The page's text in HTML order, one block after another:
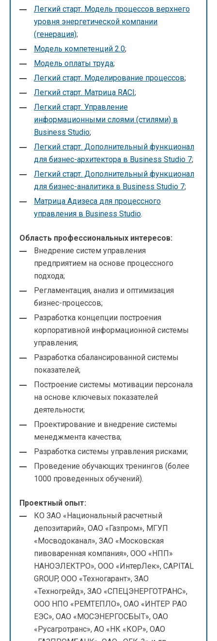
Легкий старт. Модель процессов верхнего
уровня энергетической компании
(генерация);
Модель компетенций 2.0;
Модель оплаты труда;
Легкий старт. Моделирование процессов;
Легкий старт. Матрица RACI;
Легкий старт. Управление
информационными слоями (стилями) в
Business Studio;
Легкий старт. Дополнительный функционал
для бизнес-архитектора в Business Studio 7;
Легкий старт. Дополнительный функционал
для бизнес-аналитика в Business Studio 7;
Матрица Адизеса для процессного
управления в Business Studio.
Область профессиональных интересов:
Внедрение систем управления
предприятием на основе процессного
подхода;
Регламентация, анализ и оптимизация
бизнес-процессов;
Разработка концепции построения
корпоративной информационной системы
управления;
Разработка сбалансированной системы
показателей;
Построение системы мотивации персонала
на основе ключевых показателей
деятельности;
Проектирование и внедрение системы
менеджмента качества;
Разработка системы управления рисками;
Проведение обучающих тренингов (более
1000 проведенных обучений).
Проектный опыт:
КО ЗАО «Национальный расчетный
депозитарий», ОАО «Газпром», МГУП
«Мосводоканал», ЗАО «Московская
пивоваренная компания», ООО «НПП»
НАНОЭЛЕКТРО», ООО «ИнтерЛек», CAPITAL
GROUP, ООО «Техногарант», ЗАО
«Техногрейд», ЗАО «СПЕЦЭНЕРГОТРАНС»,
ООО НПО «РЕМТЕПЛО», ОАО «ИНТЕР РАО
ЕЭС», ОАО «МОСЭНЕРГОСБЫТ», ОАО
«Русагротранс», АО «НК «КОР», ОАО